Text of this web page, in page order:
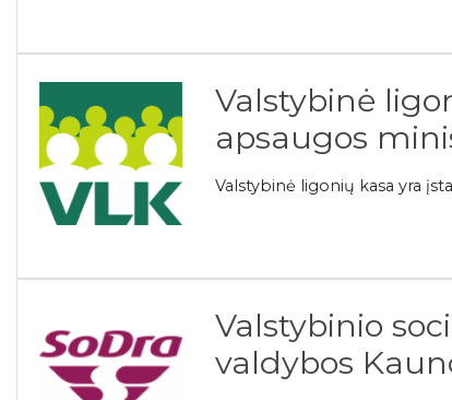
Valstybinė
apsaugos
Valstybinė ligonių kasa yra
Valstybinio
valdybos